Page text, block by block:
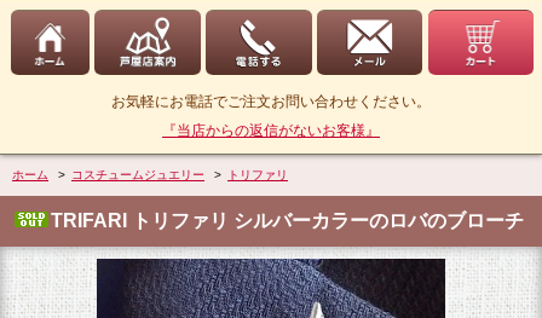
お気軽にお電話でご注文お問い合わせください。
『当店からの返信がないお客様』
ホーム > コスチュームジュエリー > トリファリ
TRIFARI トリファリ シルバーカラーのロバのブローチ